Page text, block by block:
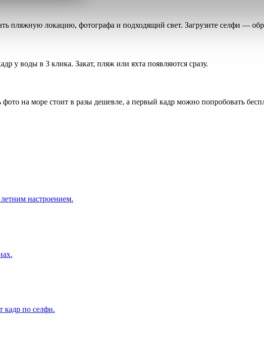
пляжную локацию, фотографа и подходящий свет. Загрузите селфи —
у воды в 3 клика. Закат, пляж или яхта появляются сразу.
фото на море стоит в разы дешевле, а первый кадр можно попробовать
настроением.
кадр по селфи.